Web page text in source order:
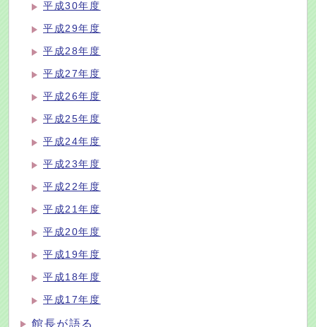
平成30年度
平成29年度
平成28年度
平成27年度
平成26年度
平成25年度
平成24年度
平成23年度
平成22年度
平成21年度
平成20年度
平成19年度
平成18年度
平成17年度
館長が語る